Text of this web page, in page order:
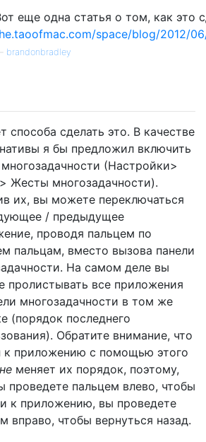
еще одна статья о том, как это
space/blog/2012/
brandonbradley
способа сделать это. В качестве
я бы предложил включить
(Настройки>
Жесты многозадачности).
их, вы можете переключаться
/ предыдущее
проводя пальцем по
пальцам, вместо вызова панели
На самом деле вы
пролистывать все приложения
многозадачности в том же
(порядок последнего
Обратите внимание, что
к приложению с помощью этого
не меняет их порядок, поэтому,
проведете пальцем влево, чтобы
к приложению, вы проведете
вправо, чтобы вернуться назад.